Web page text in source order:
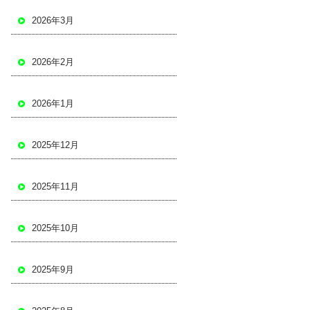
2026年3月
2026年2月
2026年1月
2025年12月
2025年11月
2025年10月
2025年9月